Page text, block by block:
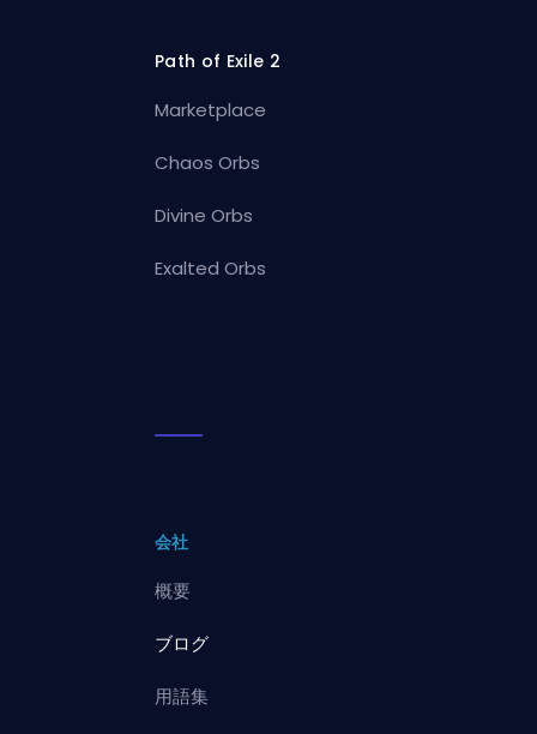
Path of Exile 2
Marketplace
Chaos Orbs
Divine Orbs
Exalted Orbs
会社
概要
ブログ
用語集